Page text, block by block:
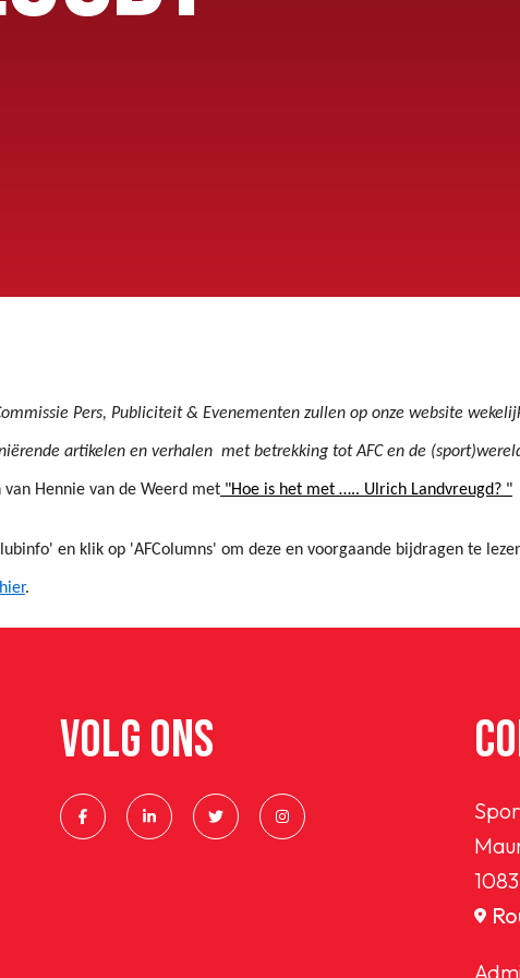
Pers, Publiciteit & Evenementen zullen op onze website
artikelen en verhalen met betrekking tot AFC en de
van Hennie van de Weerd met "Hoe is het met ….. Ulrich Landvreugd? "
en klik op 'AFColumns' om deze en voorgaande bijdragen te
.
VOLG ONS